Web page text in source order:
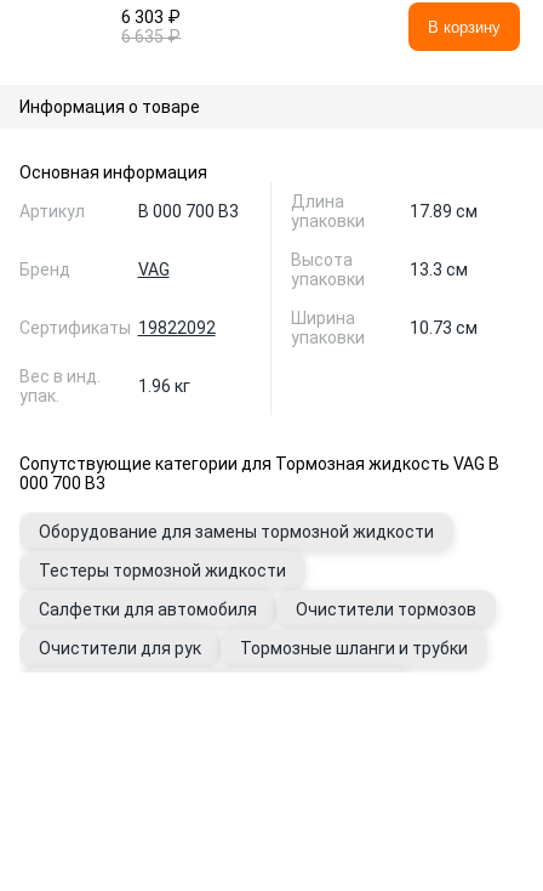
6 303 ₽
6 635 ₽
В корзину
Информация о товаре
Основная информация
Артикул
B 000 700 B3
Бренд VAG
Сертификаты 19822092
Вес в инд.
упак.
1.96 кг
Длина
упаковки
17.89 см
Высота
упаковки
13.3 см
Ширина
упаковки
10.73 см
Сопутствующие категории для Тормозная жидкость VAG B
000 700 B3
Оборудование для замены тормозной жидкости
Тестеры тормозной жидкости
Салфетки для автомобиля
Очистители тормозов
Очистители для рук
Тормозные шланги и трубки